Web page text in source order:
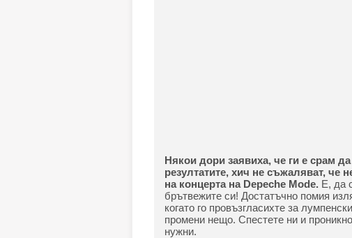
Някои дори заявиха, че ги е срам
резултатите, хич не съжаляват, че
на концерта на Depeche Mode.Е, да
брътвежите си! Достатъчно помия
когато го провъзгласихте за
промени нещо. Спестете ни и
нужни.